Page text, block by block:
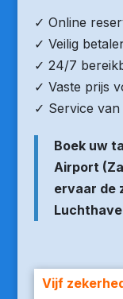
✓ Online
✓ Veilig
✓ 24/7
✓ Vaste prijs
✓ Service
Boek uw
Airport
ervaar de
Vijf